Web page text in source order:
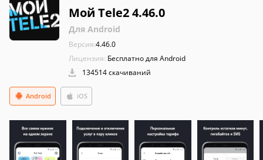
Мой Tele2 4.46.0
Для Android
Версия:4.46.0
Лицензия: Бесплатно для Android
134514 скачиваний
Android iOS